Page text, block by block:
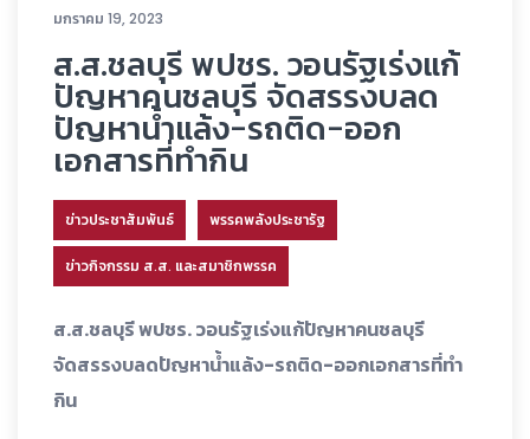
มกราคม 19, 2023
ส.ส.ชลบุรี พปชร. วอนรัฐเร่งแก้
ปัญหาคนชลบุรี จัดสรรงบลด
ปัญหาน้ำแล้ง-รถติด-ออก
เอกสารที่ทำกิน
ข่าวประชาสัมพันธ์ พรรคพลังประชารัฐ
ข่าวกิจกรรม ส.ส. และสมาชิกพรรค
ส.ส.ชลบุรี พปชร. วอนรัฐเร่งแก้ปัญหาคนชลบุรี
จัดสรรงบลดปัญหาน้ำแล้ง-รถติด-ออกเอกสารที่ทำ
กิน